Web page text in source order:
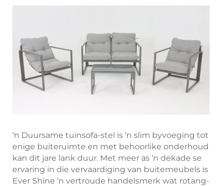
‘n Duursame tuinsofa-stel is ‘n slim byvoeging tot
enige buiteruimte en met behoorlike onderhoud
kan dit jare lank duur. Met meer as ‘n dekade se
ervaring in die vervaardiging van buitemeubels is
Ever Shine ‘n vertroude handelsmerk wat rotang-